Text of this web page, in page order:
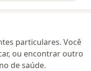
particulares. Você
ou encontrar outro
de saúde.